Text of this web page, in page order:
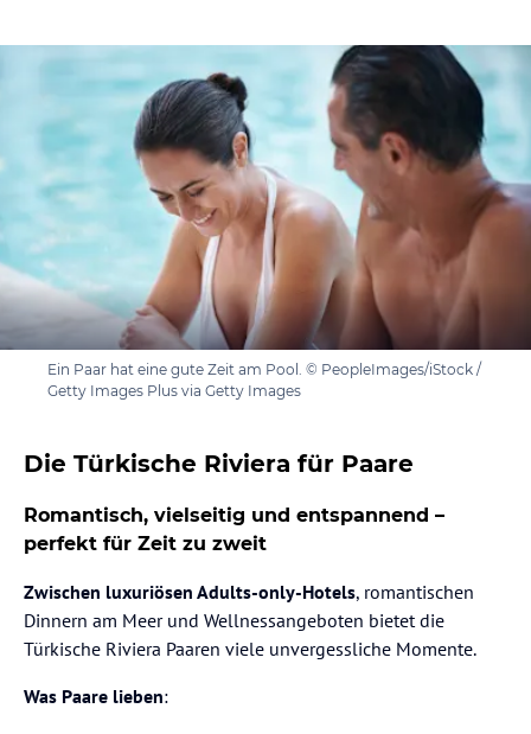
Ein Paar hat eine gute Zeit am Pool. © PeopleImages/iStock /
Getty Images Plus via Getty Images
Die Türkische Riviera für Paare
Romantisch, vielseitig und entspannend –
perfekt für Zeit zu zweit
Zwischen luxuriösen Adults-only-Hotels, romantischen
Dinnern am Meer und Wellnessangeboten bietet die
Türkische Riviera Paaren viele unvergessliche Momente.
Was Paare lieben: